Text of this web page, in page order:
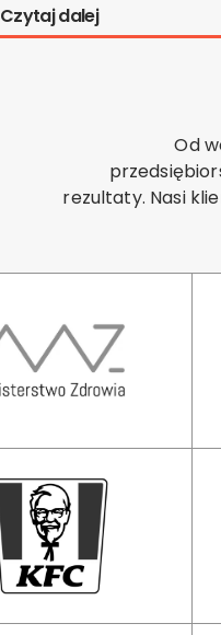
Czytaj dalej
Od
rezultaty. Nasi